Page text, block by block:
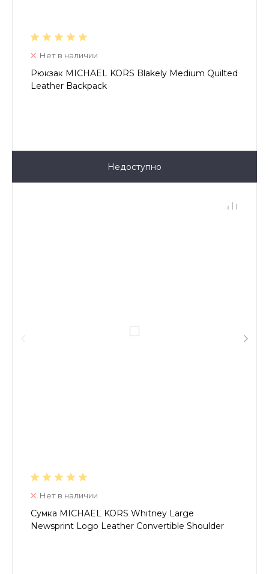
Нет в наличии
Рюкзак MICHAEL KORS Blakely Medium Quilted
Leather Backpack
Недоступно
Нет в наличии
Сумка MICHAEL KORS Whitney Large
Newsprint Logo Leather Convertible Shoulder